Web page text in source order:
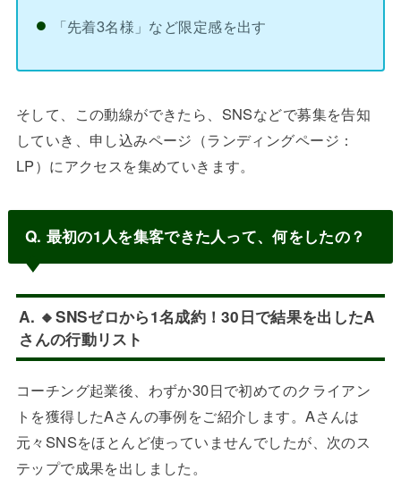
「先着3名様」など限定感を出す
そして、この動線ができたら、SNSなどで募集を告知
していき、申し込みページ（ランディングページ：
LP）にアクセスを集めていきます。
Q. 最初の1人を集客できた人って、何をしたの？
A. 🔸SNSゼロから1名成約！30日で結果を出したA
さんの行動リスト
コーチング起業後、わずか30日で初めてのクライアン
トを獲得したAさんの事例をご紹介します。Aさんは
元々SNSをほとんど使っていませんでしたが、次のス
テップで成果を出しました。